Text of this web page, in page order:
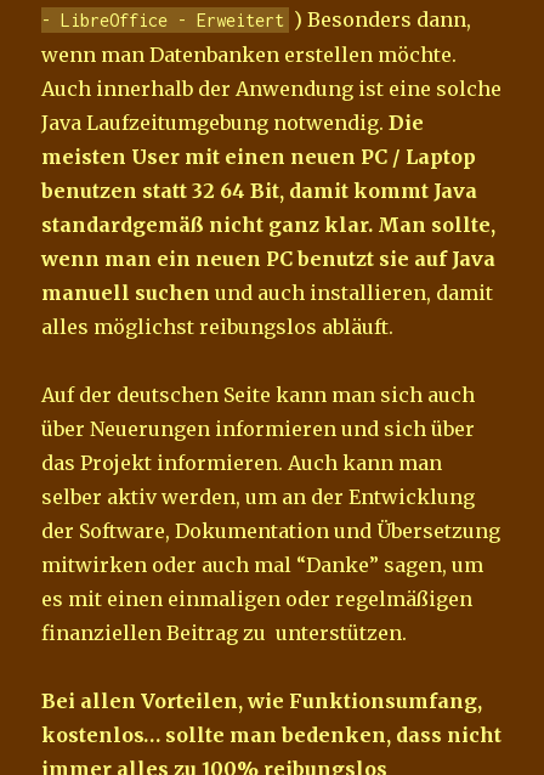
- LibreOffice - Erweitert ) Besonders dann,
wenn man Datenbanken erstellen möchte.
Auch innerhalb der Anwendung ist eine solche
Java Laufzeitumgebung notwendig.Die
meisten User mit einen neuen PC / Laptop
benutzen statt 32 64 Bit, damit kommt Java
standardgemäß nicht ganz klar. Man sollte,
wenn man ein neuen PC benutzt sie auf Java
manuell suchen und auch installieren, damit
alles möglichst reibungslos abläuft.
Auf der deutschen Seite kann man sich auch
über Neuerungen informieren und sich über
das Projekt informieren. Auch kann man
selber aktiv werden, um an der Entwicklung
der Software, Dokumentation und Übersetzung
mitwirken oder auch mal “Danke” sagen, um
es mit einen einmaligen oder regelmäßigen
finanziellen Beitrag zu unterstützen.
Bei allen Vorteilen, wie Funktionsumfang,
kostenlos… sollte man bedenken, dass nicht
immer alles zu 100% reibungslos